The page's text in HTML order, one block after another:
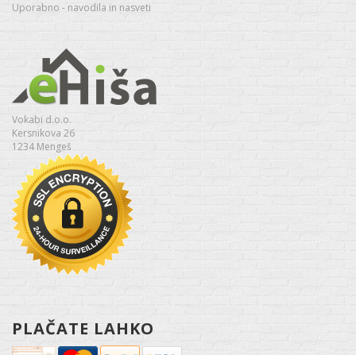
Uporabno - navodila in nasveti
Vokabi d.o.o.
Kersnikova 26
1234 Mengeš
PLAČATE LAHKO